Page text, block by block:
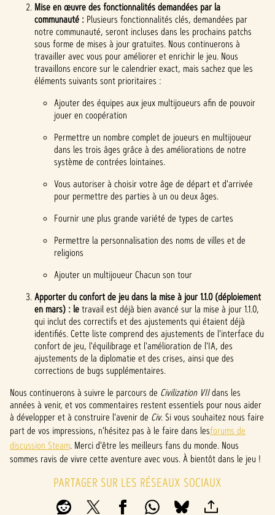
Mise en œuvre des fonctionnalités demandées par la
communauté : Plusieurs fonctionnalités clés, demandées par
notre communauté, seront incluses dans les prochains patchs
sous forme de mises à jour gratuites. Nous continuerons à
travailler avec vous pour améliorer et enrichir le jeu. Nous
travaillons encore sur le calendrier exact, mais sachez que les
éléments suivants sont prioritaires :
Ajouter des équipes aux jeux multijoueurs afin de pouvoir
jouer en coopération
Permettre un nombre complet de joueurs en multijoueur
dans les trois âges grâce à des améliorations de notre
système de contrées lointaines.
Vous autoriser à choisir votre âge de départ et d'arrivée
pour permettre des parties à un ou deux âges.
Fournir une plus grande variété de types de cartes
Permettre la personnalisation des noms de villes et de
religions
Ajouter un multijoueur Chacun son tour
Apporter du confort de jeu dans la mise à jour 1.1.0 (déploiement
en mars) : letravail est déjà bien avancé sur la mise à jour 1.1.0,
qui inclut des correctifs et des ajustements qui étaient déjà
identifiés. Cette liste comprend des ajustements de l'interface du
confort de jeu, l'équilibrage et l'amélioration de l'IA, des
ajustements de la diplomatie et des crises, ainsi que des
corrections de bugs supplémentaires.
Nous continuerons à suivre le parcours de Civilization VIIdans les
années à venir, et vos commentaires restent essentiels pour nous aider
à développer et à construire l'avenir de Civ. Si vous souhaitez nous faire
part de vos impressions, n'hésitez pas à le faire dans lesforums de
discussion Steam. Merci d'être les meilleurs fans du monde. Nous
sommes ravis de vivre cette aventure avec vous. À bientôt dans le jeu !
PARTAGER SUR LES RÉSEAUX SOCIAUX